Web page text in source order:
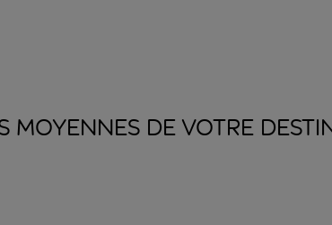
MOYENNES DE VOTRE